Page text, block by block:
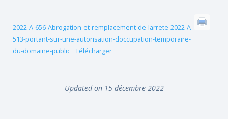
2022-A-656-Abrogation-et-remplacement-de-larrete-2022-A-
513-portant-sur-une-autorisation-doccupation-temporaire-
du-domaine-public Télécharger
Updated on 15 décembre 2022